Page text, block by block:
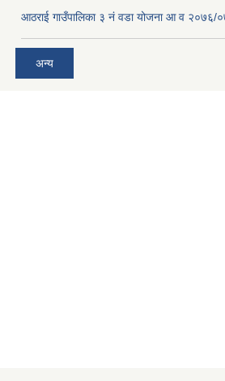
आठराई गाउँपालिका ३ नं वडा योजना आ व २०७६/
अन्य